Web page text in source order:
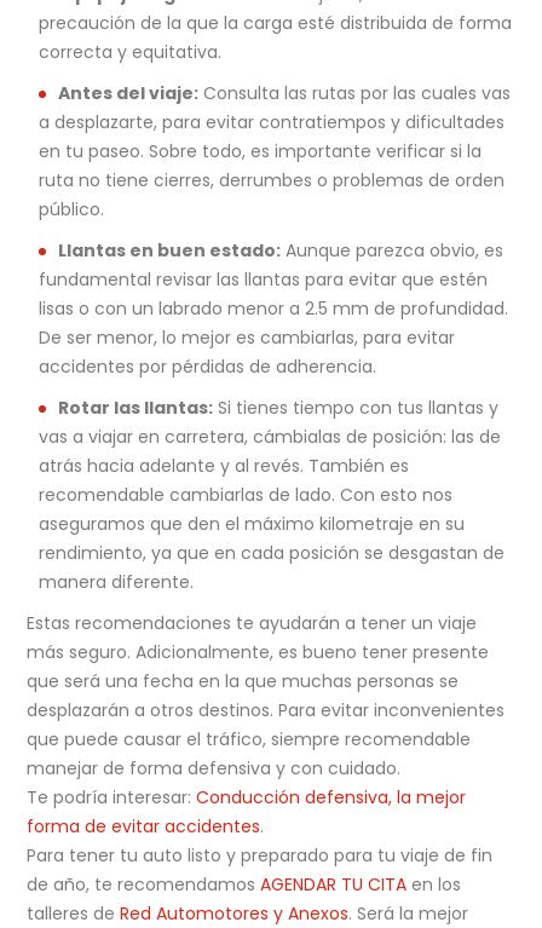
precaución de la que la carga esté distribuida de forma
correcta y equitativa.
Antes del viaje: Consulta las rutas por las cuales vas
a desplazarte, para evitar contratiempos y dificultades
en tu paseo. Sobre todo, es importante verificar si la
ruta no tiene cierres, derrumbes o problemas de orden
público.
Llantas en buen estado: Aunque parezca obvio, es
fundamental revisar las llantas para evitar que estén
lisas o con un labrado menor a 2.5 mm de profundidad.
De ser menor, lo mejor es cambiarlas, para evitar
accidentes por pérdidas de adherencia.
Rotar las llantas: Si tienes tiempo con tus llantas y
vas a viajar en carretera, cámbialas de posición: las de
atrás hacia adelante y al revés. También es
recomendable cambiarlas de lado. Con esto nos
aseguramos que den el máximo kilometraje en su
rendimiento, ya que en cada posición se desgastan de
manera diferente.
Estas recomendaciones te ayudarán a tener un viaje
más seguro. Adicionalmente, es bueno tener presente
que será una fecha en la que muchas personas se
desplazarán a otros destinos. Para evitar inconvenientes
que puede causar el tráfico, siempre recomendable
manejar de forma defensiva y con cuidado.
Te podría interesar:Conducción defensiva, la mejor
forma de evitar accidentes.
Para tener tu auto listo y preparado para tu viaje de fin
de año, te recomendamosAGENDAR TU CITA en los
talleres deRed Automotores y Anexos. Será la mejor